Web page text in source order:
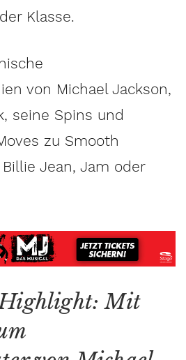
Klasse.
von Michael Jackson,
seine Spins und
zu Smooth
Jean, Jam oder
Highlight: Mit